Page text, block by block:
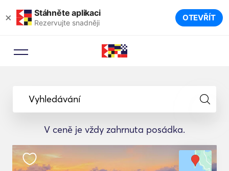
× Stáhněte aplikaci
Rezervujte snadněji OTEVŘÍT
Vyhledávání
V ceně je vždy zahrnuta posádka.